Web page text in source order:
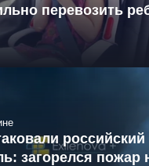
перевозить
российский
загорелся пожар